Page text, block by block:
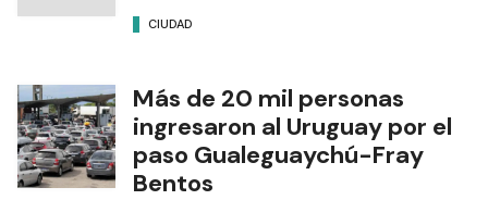
CIUDAD
Más de 20 mil personas
ingresaron al Uruguay por el
paso Gualeguaychú-Fray
Bentos